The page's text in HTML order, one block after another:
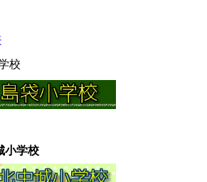
校
小学校